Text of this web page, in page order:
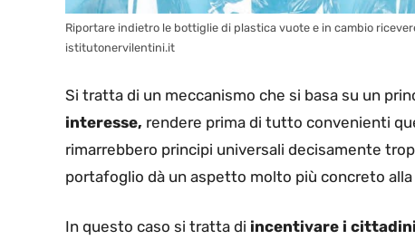
Riportare indietro le bottiglie di plastica vuote e in cambio
istitutonervilentini.it
Si tratta di un meccanismo che si basa su un
interesse, rendere prima di tutto convenienti
rimarrebbero principi universali decisamente
portafoglio dà un aspetto molto più concreto
In questo caso si tratta di incentivare i